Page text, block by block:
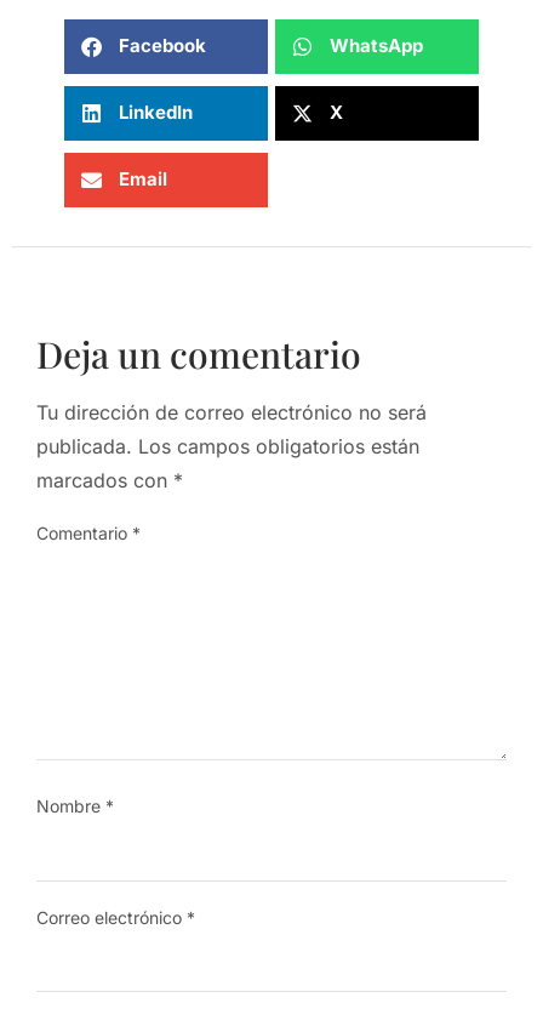
Facebook WhatsApp
LinkedIn X
Email
Deja un comentario
Tu dirección de correo electrónico no será
publicada. Los campos obligatorios están
marcados con *
Comentario *
Nombre *
Correo electrónico *